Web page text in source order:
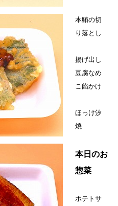
本鮪の切
り落とし
揚げ出し
豆腐なめ
こ餡かけ
ほっけ汐
焼
本日のお
惣菜
ポテトサ